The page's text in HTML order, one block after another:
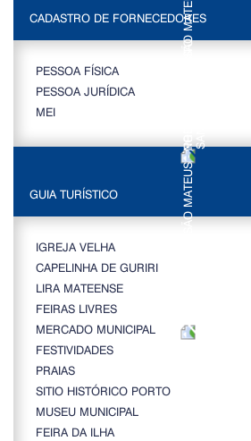
CADASTRO DE FORNECEDORES
PESSOA FÍSICA
PESSOA JURÍDICA
MEI
GUIA TURÍSTICO
IGREJA VELHA
CAPELINHA DE GURIRI
LIRA MATEENSE
FEIRAS LIVRES
MERCADO MUNICIPAL
FESTIVIDADES
PRAIAS
SITIO HISTÓRICO PORTO
MUSEU MUNICIPAL
FEIRA DA ILHA